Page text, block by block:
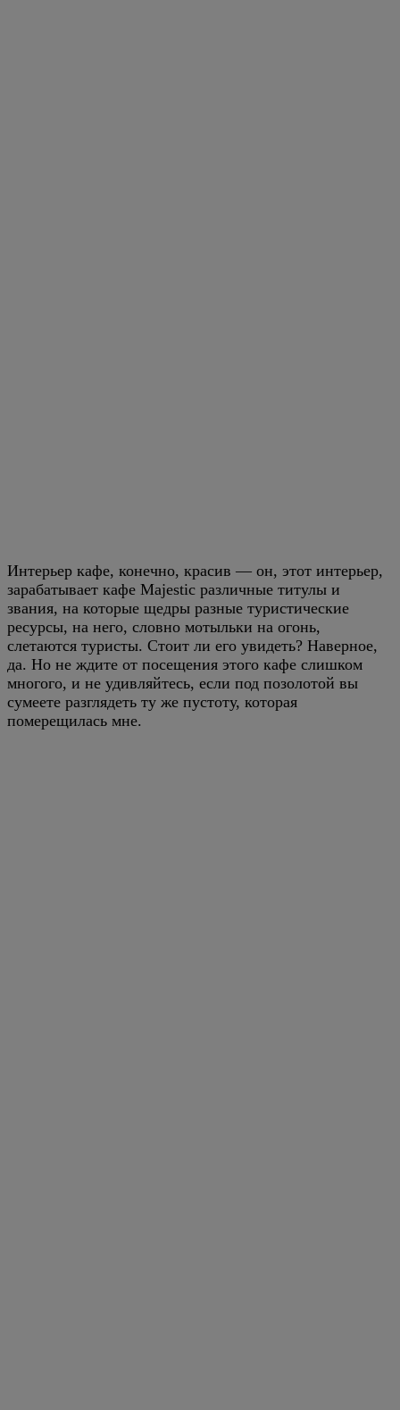
Интерьер кафе, конечно, красив — он, этот интерьер,
зарабатывает кафе Majestic различные титулы и
звания, на которые щедры разные туристические
ресурсы, на него, словно мотыльки на огонь,
слетаются туристы. Стоит ли его увидеть? Наверное,
да. Но не ждите от посещения этого кафе слишком
многого, и не удивляйтесь, если под позолотой вы
сумеете разглядеть ту же пустоту, которая
померещилась мне.